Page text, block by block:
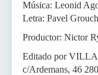
Música: Leonid
Letra: Pavel
Productor: Nictor
Editado por
c/Ardemans, 46